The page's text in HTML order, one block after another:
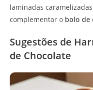
laminadas
complementar o bolo de
Sugestões de
de Chocolate